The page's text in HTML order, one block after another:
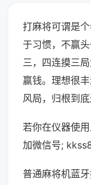
打麻将可谓是
于习惯，不赢
三，四连摸三
赢钱。理想很
风局，归根到底
若你在仪器使
加微信号;
普通麻将机蓝